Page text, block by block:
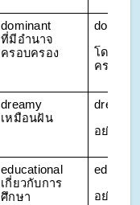
dominant
ที่มีอำนาจ
ครอบครอง
โดยอำ
ครอบคร
dreamy
เหมือนฝัน
dreamily
อย่างเพ้
educational
เกี่ยวกับการ
ศึกษา
อย่างกา